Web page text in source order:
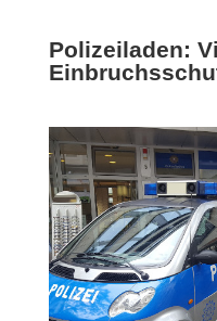
Polizeiladen: